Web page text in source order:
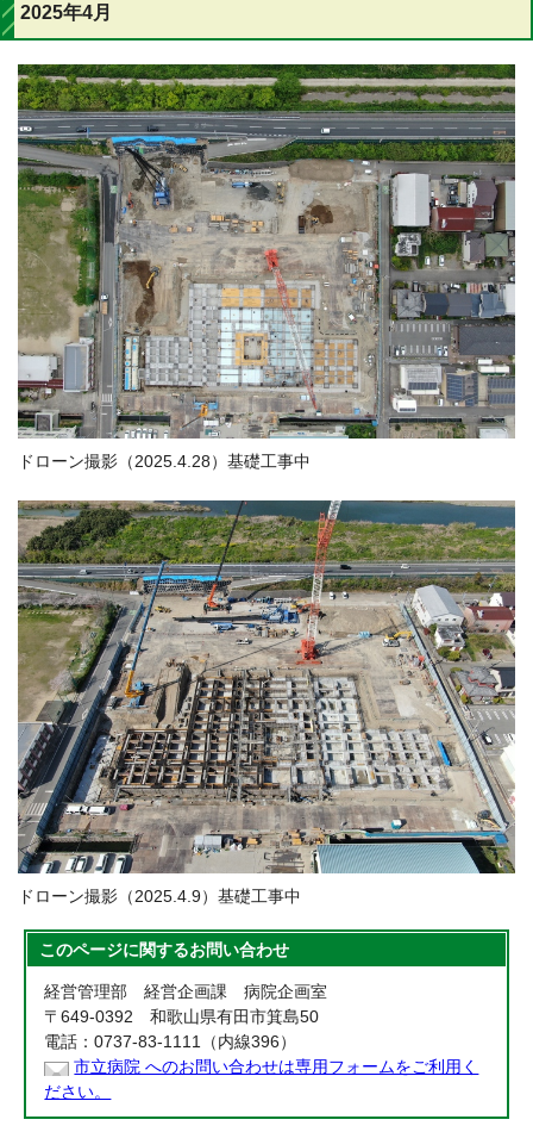
2025年4月
ドローン撮影（2025.4.28）基礎工事中
ドローン撮影（2025.4.9）基礎工事中
このページに関するお問い合わせ
経営管理部 経営企画課 病院企画室
〒649-0392 和歌山県有田市箕島50
電話：0737-83-1111（内線396）
市立病院 へのお問い合わせは専用フォームをご利用く
ださい。